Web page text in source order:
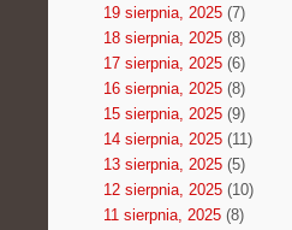
19 sierpnia, 2025(7)
18 sierpnia, 2025(8)
17 sierpnia, 2025(6)
16 sierpnia, 2025(8)
15 sierpnia, 2025(9)
14 sierpnia, 2025(11)
13 sierpnia, 2025(5)
12 sierpnia, 2025(10)
11 sierpnia, 2025(8)